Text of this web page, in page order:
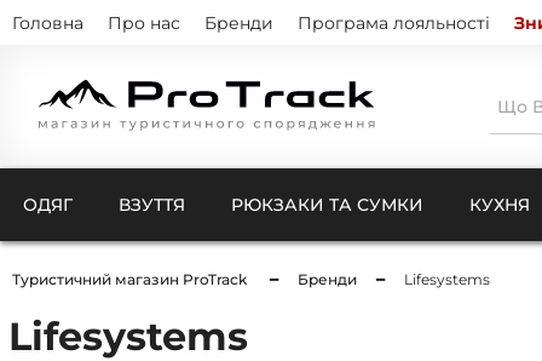
Головна Про нас Бренди Програма лояльності
ОДЯГ ВЗУТТЯ РЮКЗАКИ ТА СУМКИ КУХНЯ
Тенти
Туристичний магазин ProTrack Бренди Lifesystems
Lifesystems